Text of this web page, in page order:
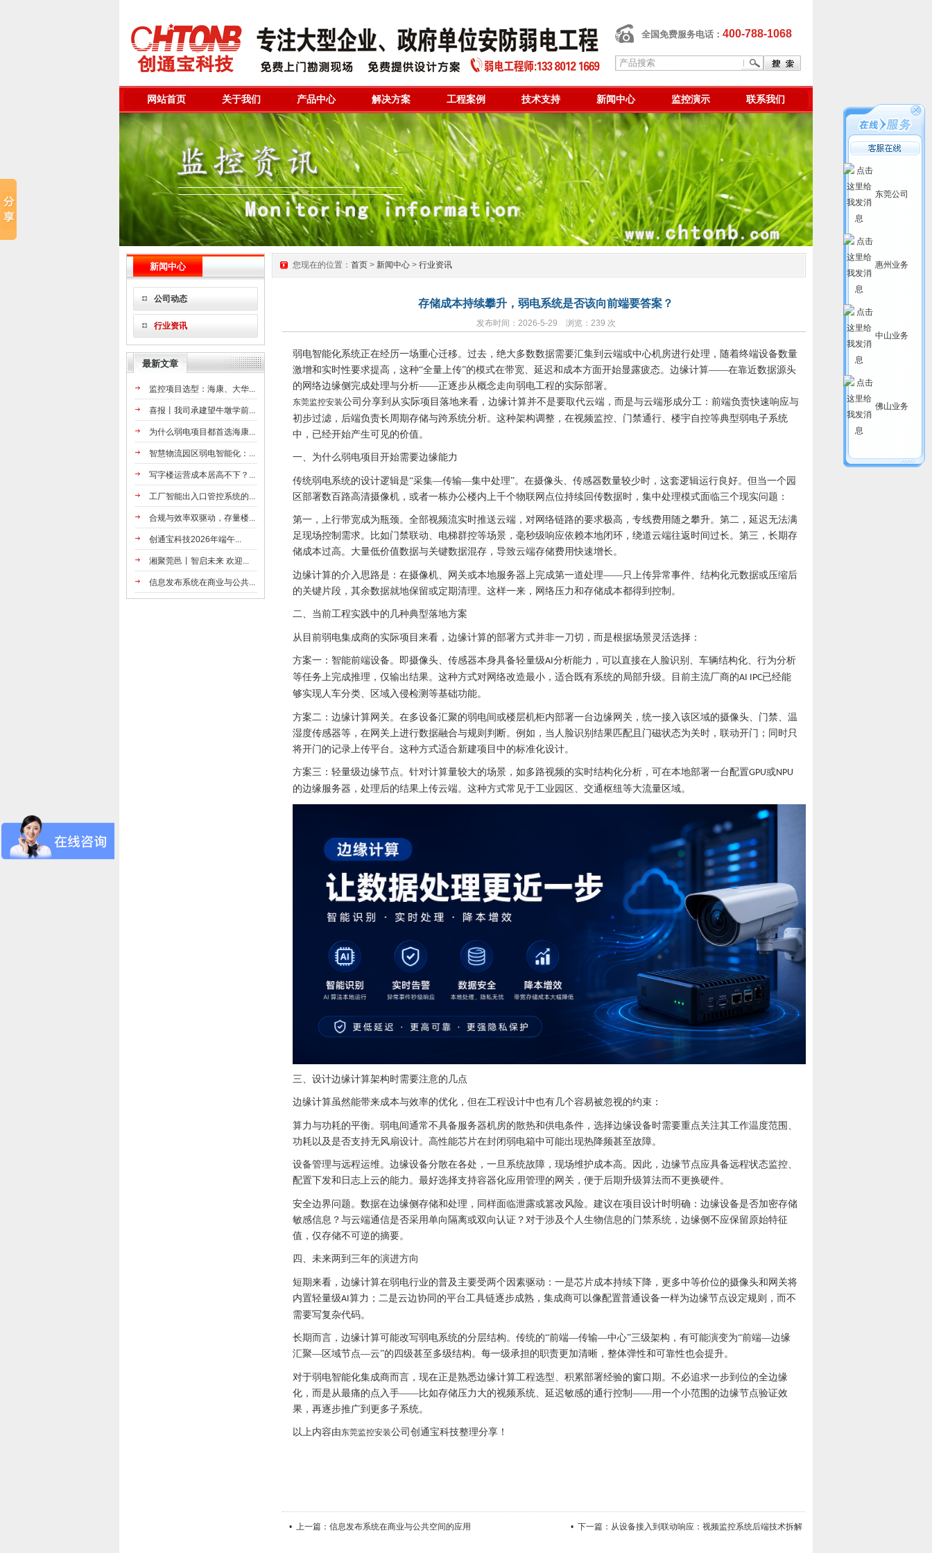
全国免费服务电话： 400-788-1068
网站首页 关于我们 产品中心 解决方案 工程案例 技术支持 新闻中心 监控演示 联系我们
新闻中心
公司动态
行业资讯
最新文章
监控项目选型：海康、大华...
喜报丨我司承建望牛墩学前...
为什么弱电项目都首选海康...
智慧物流园区弱电智能化：...
写字楼运营成本居高不下？...
工厂智能出入口管控系统的...
合规与效率双驱动，存量楼...
创通宝科技2026年端午...
湘聚莞邑丨智启未来 欢迎...
信息发布系统在商业与公共...
您现在的位置： 首页 > 新闻中心 > 行业资讯
存储成本持续攀升，弱电系统是否该向前端要答案？
发布时间：2026-5-29 浏览：239 次
弱电智能化系统正在经历一场重心迁移。过去，绝大多数数据需要汇集到云端或中心机房进行处理，随着终端设备数量
激增和实时性要求提高，这种“全量上传”的模式在带宽、延迟和成本方面开始显露疲态。边缘计算——在靠近数据源头
的网络边缘侧完成处理与分析——正逐步从概念走向弱电工程的实际部署。
东莞监控安装公司分享到 从实际项目落地来看，边缘计算并不是要取代云端，而是与云端形成分工：前端负责快速响应与
初步过滤，后端负责长周期存储与跨系统分析。这种架构调整，在视频监控、门禁通行、楼宇自控等典型弱电子系统
中，已经开始产生可见的价值。
一、为什么弱电项目开始需要边缘能力
传统弱电系统的设计逻辑是“采集—传输—集中处理”。在摄像头、传感器数量较少时，这套逻辑运行良好。但当一个园
区部署数百路高清摄像机，或者一栋办公楼内上千个物联网点位持续回传数据时，集中处理模式面临三个现实问题：
第一，上行带宽成为瓶颈。全部视频流实时推送云端，对网络链路的要求极高，专线费用随之攀升。第二，延迟无法满
足现场控制需求。比如门禁联动、电梯群控等场景，毫秒级响应依赖本地闭环，绕道云端往返时间过长。第三，长期存
储成本过高。大量低价值数据与关键数据混存，导致云端存储费用快速增长。
边缘计算的介入思路是：在摄像机、网关或本地服务器上完成第一道处理——只上传异常事件、结构化元数据或压缩后
的关键片段，其余数据就地保留或定期清理。这样一来，网络压力和存储成本都得到控制。
二、当前工程实践中的几种典型落地方案
从目前弱电集成商的实际项目来看，边缘计算的部署方式并非一刀切，而是根据场景灵活选择：
方案一：智能前端设备。即摄像头、传感器本身具备轻量级AI分析能力，可以直接在人脸识别、车辆结构化、行为分析
等任务上完成推理，仅输出结果。这种方式对网络改造最小，适合既有系统的局部升级。目前主流厂商的AI IPC已经能
够实现人车分类、区域入侵检测等基础功能。
方案二：边缘计算网关。在多设备汇聚的弱电间或楼层机柜内部署一台边缘网关，统一接入该区域的摄像头、门禁、温
湿度传感器等，在网关上进行数据融合与规则判断。例如，当人脸识别结果匹配且门磁状态为关时，联动开门；同时只
将开门的记录上传平台。这种方式适合新建项目中的标准化设计。
方案三：轻量级边缘节点。针对计算量较大的场景，如多路视频的实时结构化分析，可在本地部署一台配置GPU或NPU
的边缘服务器，处理后的结果上传云端。这种方式常见于工业园区、交通枢纽等大流量区域。
三、设计边缘计算架构时需要注意的几点
边缘计算虽然能带来成本与效率的优化，但在工程设计中也有几个容易被忽视的约束：
算力与功耗的平衡。弱电间通常不具备服务器机房的散热和供电条件，选择边缘设备时需要重点关注其工作温度范围、
功耗以及是否支持无风扇设计。高性能芯片在封闭弱电箱中可能出现热降频甚至故障。
设备管理与远程运维。边缘设备分散在各处，一旦系统故障，现场维护成本高。因此，边缘节点应具备远程状态监控、
配置下发和日志上云的能力。最好选择支持容器化应用管理的网关，便于后期升级算法而不更换硬件。
安全边界问题。数据在边缘侧存储和处理，同样面临泄露或篡改风险。建议在项目设计时明确：边缘设备是否加密存储
敏感信息？与云端通信是否采用单向隔离或双向认证？对于涉及个人生物信息的门禁系统，边缘侧不应保留原始特征
值，仅存储不可逆的摘要。
四、未来两到三年的演进方向
短期来看，边缘计算在弱电行业的普及主要受两个因素驱动：一是芯片成本持续下降，更多中等价位的摄像头和网关将
内置轻量级AI算力；二是云边协同的平台工具链逐步成熟，集成商可以像配置普通设备一样为边缘节点设定规则，而不
需要写复杂代码。
长期而言，边缘计算可能改写弱电系统的分层结构。传统的“前端—传输—中心”三级架构，有可能演变为“前端—边缘
汇聚—区域节点—云”的四级甚至多级结构。每一级承担的职责更加清晰，整体弹性和可靠性也会提升。
对于弱电智能化集成商而言，现在正是熟悉边缘计算工程选型、积累部署经验的窗口期。不必追求一步到位的全边缘
化，而是从最痛的点入手——比如存储压力大的视频系统、延迟敏感的通行控制——用一个小范围的边缘节点验证效
果，再逐步推广到更多子系统。
以上内容由东莞监控安装公司创通宝科技整理分享！
• 上一篇：信息发布系统在商业与公共空间的应用 • 下一篇：从设备接入到联动响应：视频监控系统后端技术拆解
东莞公司
惠州业务
中山业务
佛山业务